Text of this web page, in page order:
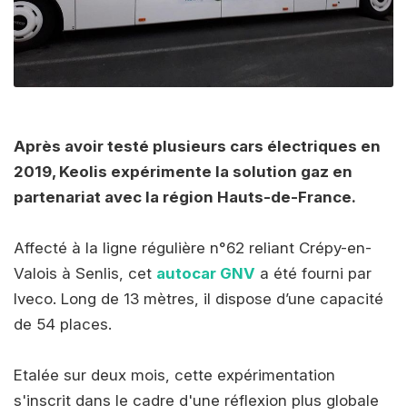
Après avoir testé plusieurs cars électriques en
2019, Keolis expérimente la solution gaz en
partenariat avec la région Hauts-de-France.
Affecté à la ligne régulière n°62 reliant Crépy-en-
Valois à Senlis, cet autocar GNV a été fourni par
Iveco. Long de 13 mètres, il dispose d’une capacité
de 54 places.
Etalée sur deux mois, cette expérimentation
s'inscrit dans le cadre d'une réflexion plus globale